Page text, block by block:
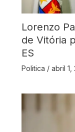
Lorenzo
de Vitória
ES
Politica / abril 1,